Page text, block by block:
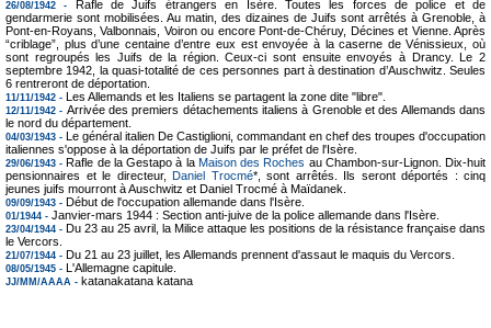
26/08/1942 -
Rafle de Juifs étrangers en Isère. Toutes les forces de police et de
gendarmerie sont mobilisées. Au matin, des dizaines de Juifs sont arrêtés à Grenoble, à
Pont-en-Royans, Valbonnais, Voiron ou encore Pont-de-Chéruy, Décines et Vienne. Après
“criblage”, plus d’une centaine d’entre eux est envoyée à la caserne de Vénissieux, où
sont regroupés les Juifs de la région. Ceux-ci sont ensuite envoyés à Drancy. Le 2
septembre 1942, la quasi-totalité de ces personnes part à destination d’Auschwitz. Seules
6 rentreront de déportation.
11/11/1942 - Les Allemands et les Italiens se partagent la zone dite "libre".
12/11/1942 - Arrivée des premiers détachements italiens à Grenoble et des Allemands dans
le nord du département.
04/03/1943 -
Le général italien De Castiglioni, commandant en chef des troupes d'occupation
italiennes s'oppose à la déportation de Juifs par le préfet de l'Isère.
29/06/1943 - Rafle de la Gestapo à la Maison des Roches au Chambon-sur-Lignon. Dix-huit
pensionnaires et le directeur,
Daniel Trocmé*, sont arrêtés. Ils seront déportés : cinq
jeunes juifs mourront à Auschwitz et Daniel Trocmé à Maïdanek.
09/09/1943 - Début de l'occupation allemande dans l'Isère.
01/1944 - Janvier-mars 1944 : Section anti-juive de la police allemande dans l'Isère.
23/04/1944 - Du 23 au 25 avril, la Milice attaque les positions de la résistance française dans
le Vercors.
21/07/1944 - Du 21 au 23 juillet, les Allemands prennent d'assaut le maquis du Vercors.
08/05/1945 - L'Allemagne capitule.
JJ/MM/AAAA - katanakatana katana